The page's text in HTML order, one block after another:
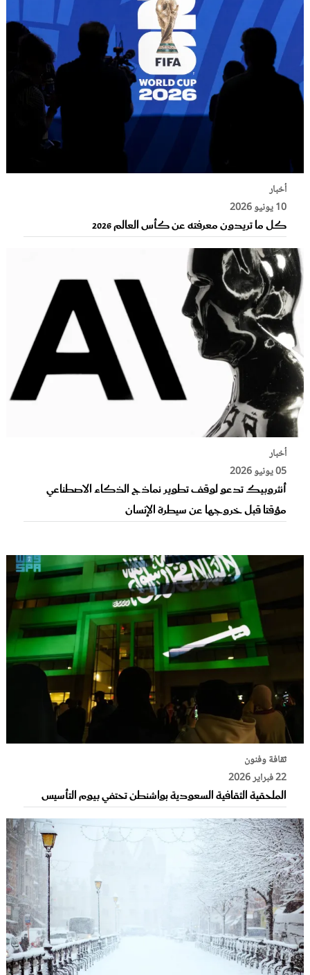
أخبار
10 يونيو 2026
كل ما تريدون معرفته عن كأس العالم 2026
أخبار
05 يونيو 2026
أنثروبيك تدعو لوقف تطوير نماذج الذكاء الاصطناعي
مؤقتا قبل خروجها عن سيطرة الإنسان
ثقافة وفنون
22 فبراير 2026
الملحقية الثقافية السعودية بواشنطن تحتفي بيوم التأسيس